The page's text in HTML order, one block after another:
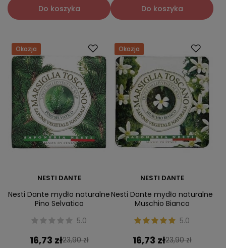
Do koszyka Do koszyka
Okazja
NESTI DANTE
Nesti Dante mydło naturalne
Pino Selvatico
5.0
16,73 zł23,90 zł
Okazja
NESTI DANTE
Nesti Dante mydło naturalne
Muschio Bianco
5.0
16,73 zł23,90 zł